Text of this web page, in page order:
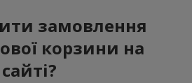
замовлення
корзини на
сайті?